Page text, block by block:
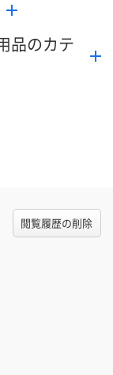
品のカテ
閲覧履歴の削除